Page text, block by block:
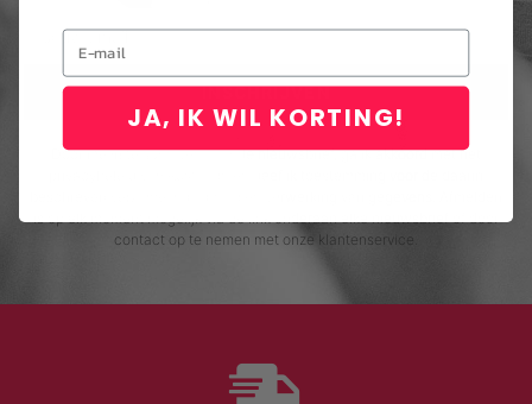
INSCHRIJVEN
Door me in te schrijven voor de nieuwsbrief, ga ik akkoord met het
is op elk moment mogelijk via de link onderaan elke nieuwsbrief of door
contact op te nemen met onze klantenservice.
Email
JA, IK WIL KORTING!